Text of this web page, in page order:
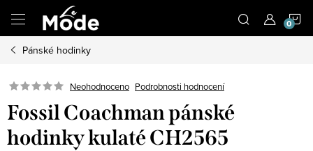
obsah
Pánské hodinky
Neohodnoceno Podrobnosti hodnocení
Fossil Coachman pánské
hodinky kulaté CH2565